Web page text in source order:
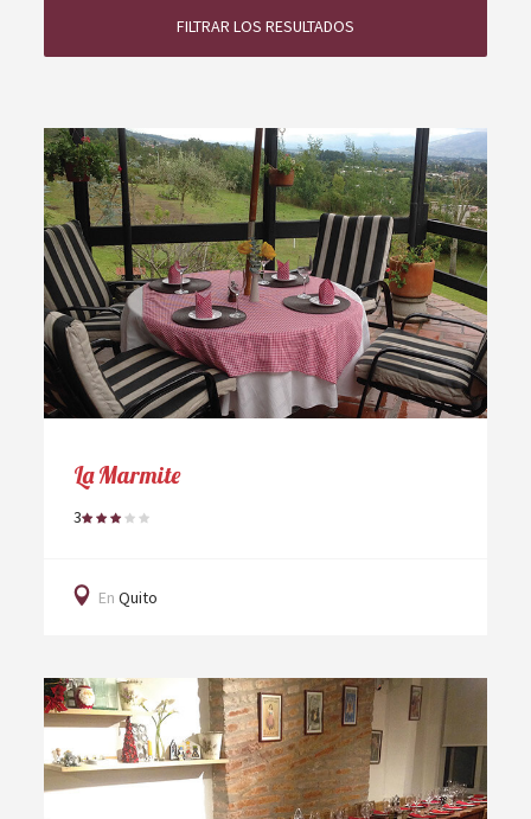
FILTRAR LOS RESULTADOS
La Marmite
3
En Quito